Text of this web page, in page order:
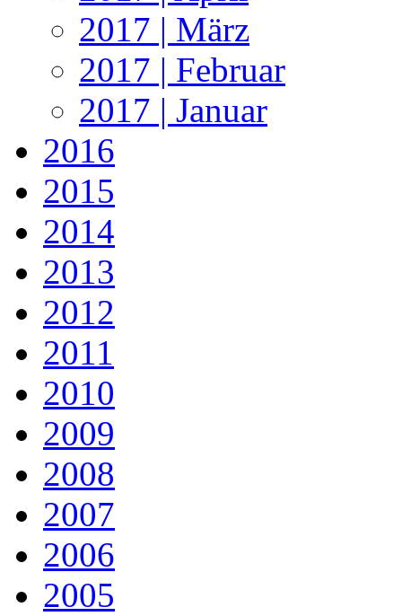
2017 | März
2017 | Februar
2017 | Januar
2016
2015
2014
2013
2012
2011
2010
2009
2008
2007
2006
2005